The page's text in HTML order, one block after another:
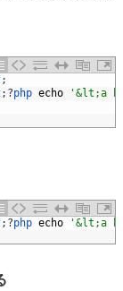
;
; ?php echo
'&lt;a
; ?php echo '&lt;a